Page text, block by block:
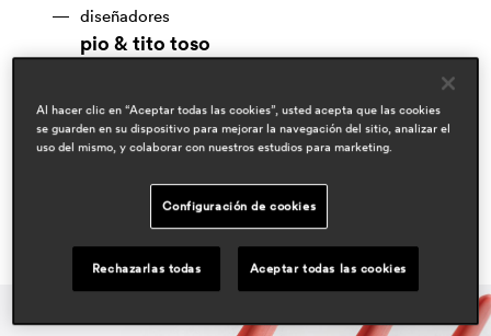
diseñadores
pio & tito toso
workspace & corporate
Al hacer clic en “Aceptar todas las cookies”, usted acepta que las cookies
se guarden en su dispositivo para mejorar la navegación del sitio, analizar el
uso del mismo, y colaborar con nuestros estudios para marketing.
Configuración de cookies
Rechazarlas todas Aceptar todas las cookies